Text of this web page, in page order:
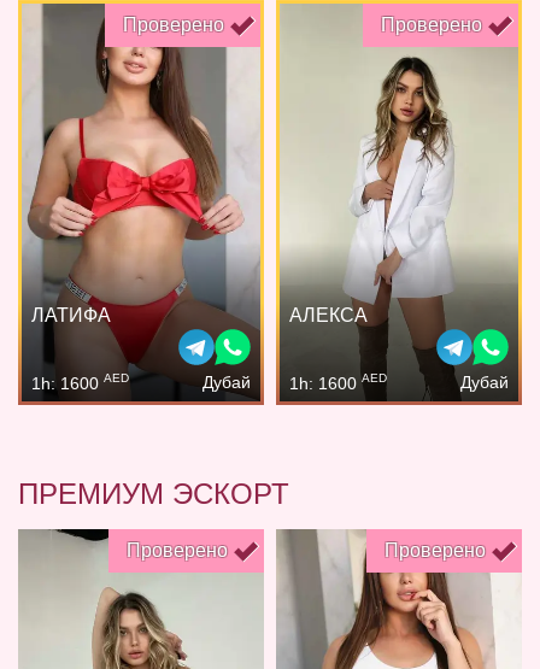
Проверено
ЛАТИФА
1h: 1600 AED Дубай
Проверено
АЛЕКСА
1h: 1600 AED Дубай
ПРЕМИУМ ЭСКОРТ
Проверено Проверено